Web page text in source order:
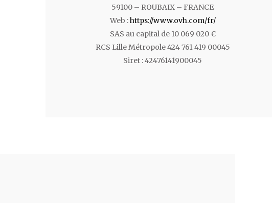
59100 – ROUBAIX – FRANCE
Web :https://www.ovh.com/fr/
SAS au capital de 10 069 020 €
RCS Lille Métropole 424 761 419 00045
Siret : 42476141900045